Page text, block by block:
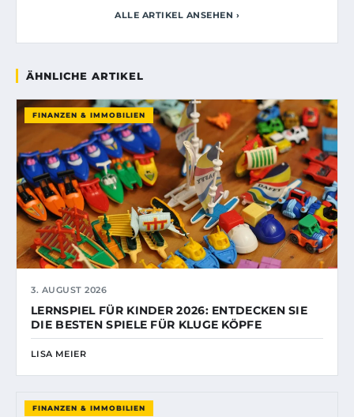
ALLE ARTIKEL ANSEHEN ›
ÄHNLICHE ARTIKEL
FINANZEN & IMMOBILIEN
3. AUGUST 2026
LERNSPIEL FÜR KINDER 2026: ENTDECKEN SIE
DIE BESTEN SPIELE FÜR KLUGE KÖPFE
LISA MEIER
FINANZEN & IMMOBILIEN